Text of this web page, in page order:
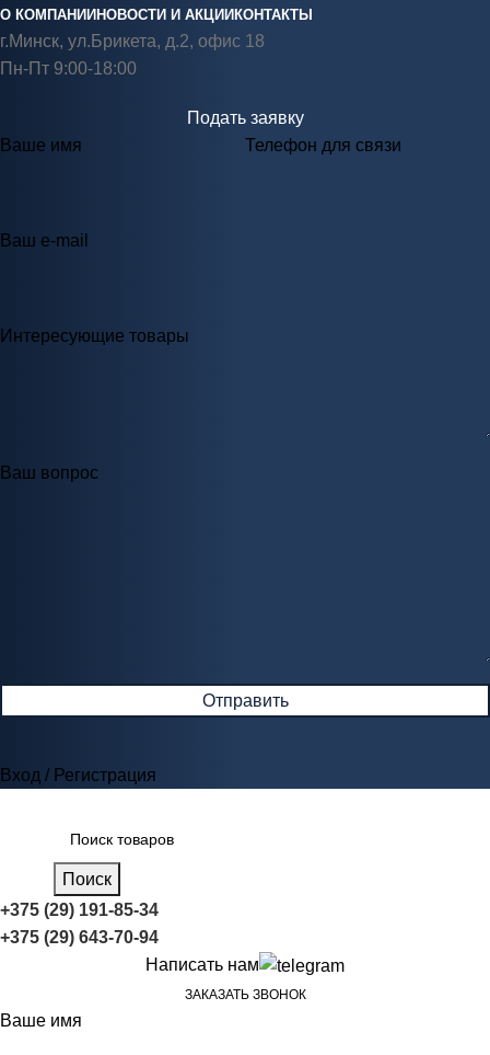
О КОМПАНИИ НОВОСТИ И АКЦИИ КОНТАКТЫ
г.Минск, ул.Брикета, д.2, офис 18
Пн-Пт 9:00-18:00
Подать заявку
Ваше имя
Телефон для связи
Ваш e-mail
Интересующие товары
Ваш вопрос
Вход / Регистрация
Поиск
+375 (29) 191-85-34
+375 (29) 643-70-94
Написать нам
ЗАКАЗАТЬ ЗВОНОК
Ваше имя